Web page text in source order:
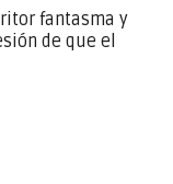
fantasma y
de que el